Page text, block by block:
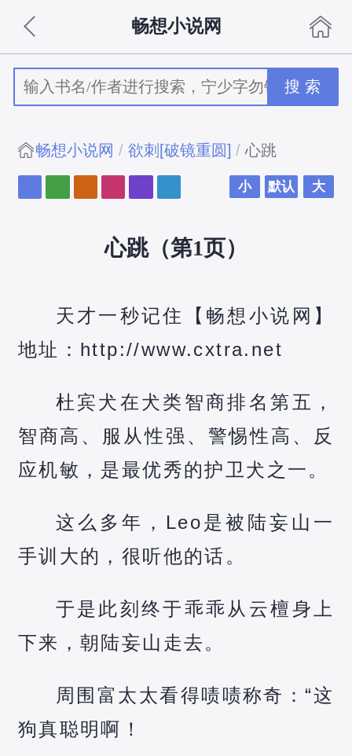
畅想小说网
搜 索
畅想小说网 欲刺[破镜重圆] 心跳
小 默认 大
心跳（第1页）
天才一秒记住【畅想小说网】
地址：http://www.cxtra.net
杜宾犬在犬类智商排名第五，
智商高、服从性强、警惕性高、反
应机敏，是最优秀的护卫犬之一。
这么多年，Leo是被陆妄山一
手训大的，很听他的话。
于是此刻终于乖乖从云檀身上
下来，朝陆妄山走去。
周围富太太看得啧啧称奇：“这
狗真聪明啊！